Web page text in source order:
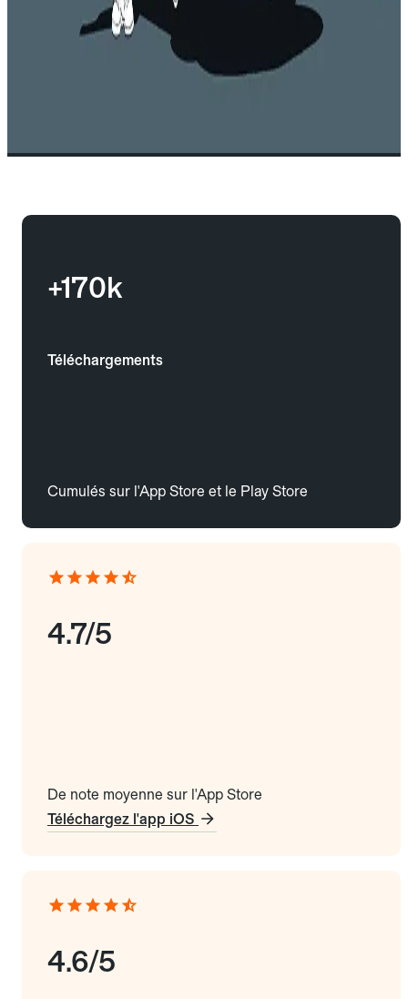
+170k
Téléchargements
Cumulés sur l'App Store et le Play Store
4.7/5
De note moyenne sur l'App Store
Téléchargez l'app iOS
4.6/5